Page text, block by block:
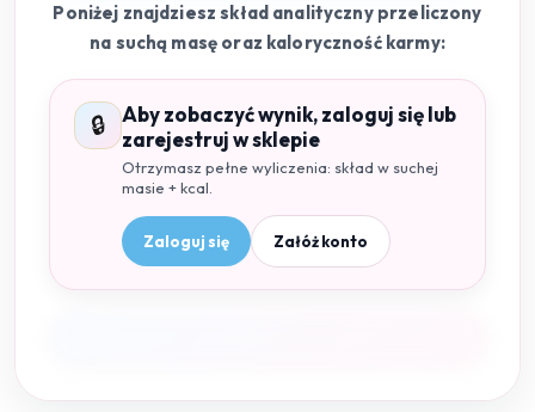
Poniżej znajdziesz skład analityczny przeliczony
na suchą masę oraz kaloryczność karmy:
🔒
Aby zobaczyć wynik, zaloguj się lub
zarejestruj w sklepie
Otrzymasz pełne wyliczenia: skład w suchej
masie + kcal.
Zaloguj się Załóż konto